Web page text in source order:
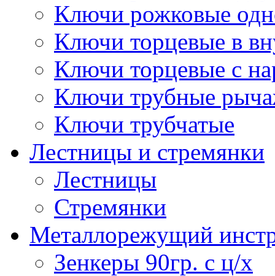
Ключи рожковые
Ключи торцевые в
Ключи торцевые с
Ключи трубные
Ключи трубчатые
Лестницы и стремянки
Лестницы
Стремянки
Металлорежущий
Зенкеры 90гр. с ц/х